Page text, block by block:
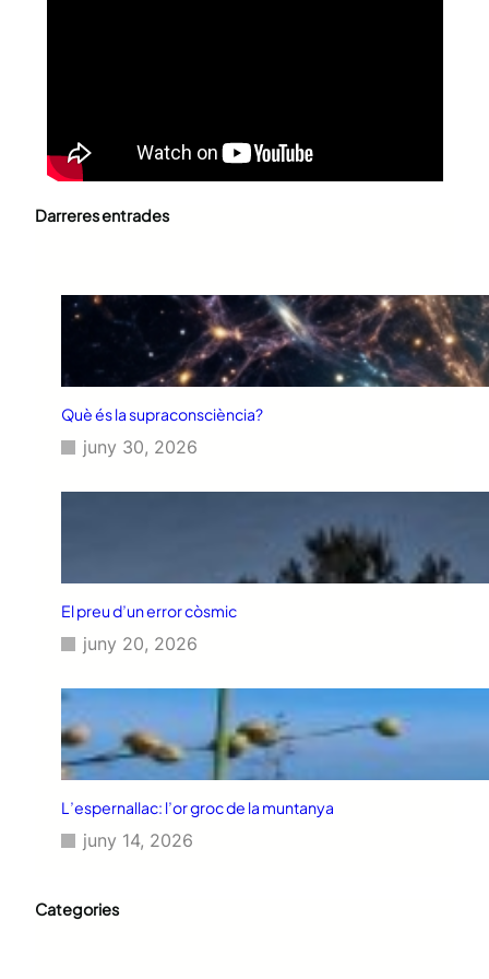
Darreres entrades
Què és la supraconsciència?
juny 30, 2026
El preu d’un error còsmic
juny 20, 2026
L’espernallac: l’or groc de la muntanya
juny 14, 2026
Categories